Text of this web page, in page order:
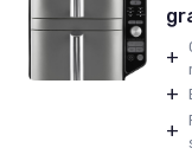
+
+
+